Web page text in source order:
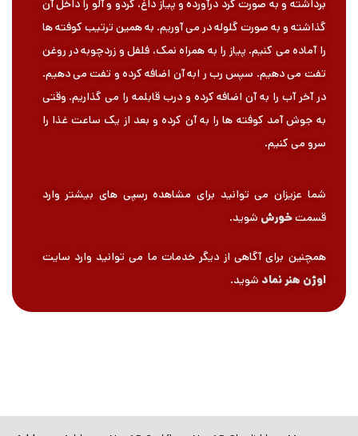
برداشته و به صورت گرد درآورده و پیاز داغ، گردو و آلو را داخل آن
گذاشته و به صورت گلوله در می آوریم. به همین ترتیب کوفته ها
را آماده می کنیم. پیاز را به همراه نمک، فلفل و زردچوبه در روغن
تفت می دهیم. سپس رب ر ابه آن اضافه کرده و تفت می دهیم.
در آخر آب را به آن اضافه کرده و درب قابلمه را می گذاریم. وقتی
به جوش آمد کوفته ها را به آن کرده و بعد از یک ساعت غذا را
سرو می کنیم.
شما عزیزان می توانید برای مشاهده رسپی های بیشتر وارد
قسمتخورش شوید.
همچنین برای آگاهی از دیگر خدمات ما می توانید وارد سایت
اوژن هنر نماد شوید.